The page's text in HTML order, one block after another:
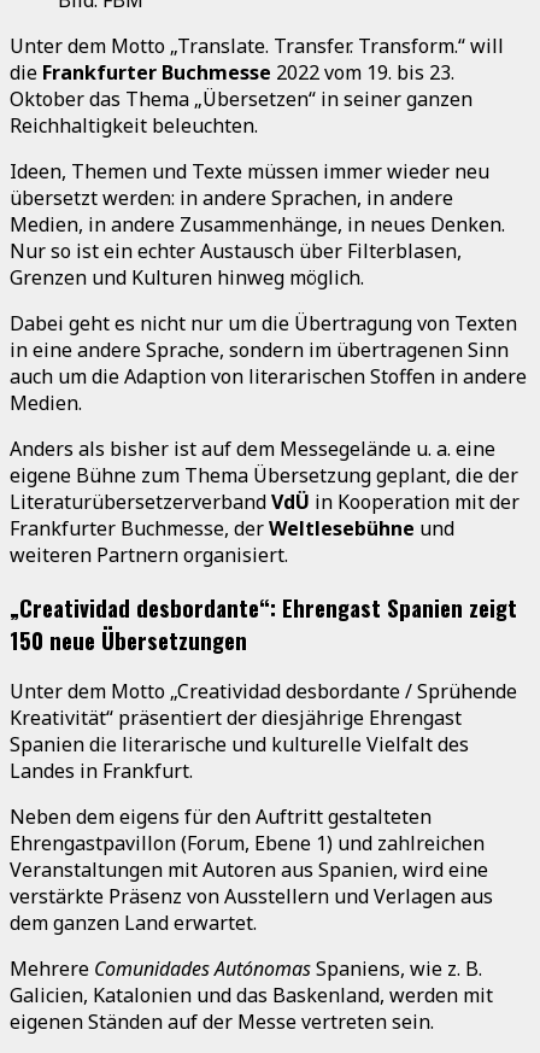
Unter dem Motto „Translate. Transfer. Transform.“ will
die Frankfurter Buchmesse 2022 vom 19. bis 23.
Oktober das Thema „Übersetzen“ in seiner ganzen
Reichhaltigkeit beleuchten.
Ideen, Themen und Texte müssen immer wieder neu
übersetzt werden: in andere Sprachen, in andere
Medien, in andere Zusammenhänge, in neues Denken.
Nur so ist ein echter Austausch über Filterblasen,
Grenzen und Kulturen hinweg möglich.
Dabei geht es nicht nur um die Übertragung von Texten
in eine andere Sprache, sondern im übertragenen Sinn
auch um die Adaption von literarischen Stoffen in andere
Medien.
Anders als bisher ist auf dem Messegelände u. a. eine
eigene Bühne zum Thema Übersetzung geplant, die der
LiteraturübersetzerverbandVdÜ in Kooperation mit der
Frankfurter Buchmesse, derWeltlesebühne und
weiteren Partnern organisiert.
„Creatividad desbordante“: Ehrengast Spanien zeigt
150 neue Übersetzungen
Unter dem Motto „Creatividad desbordante / Sprühende
Kreativität“ präsentiert der diesjährige Ehrengast
Spanien die literarische und kulturelle Vielfalt des
Landes in Frankfurt.
Neben dem eigens für den Auftritt gestalteten
Ehrengastpavillon (Forum, Ebene 1) und zahlreichen
Veranstaltungen mit Autoren aus Spanien, wird eine
verstärkte Präsenz von Ausstellern und Verlagen aus
dem ganzen Land erwartet.
Mehrere Comunidades AutónomasSpaniens, wie z. B.
Galicien, Katalonien und das Baskenland, werden mit
eigenen Ständen auf der Messe vertreten sein.